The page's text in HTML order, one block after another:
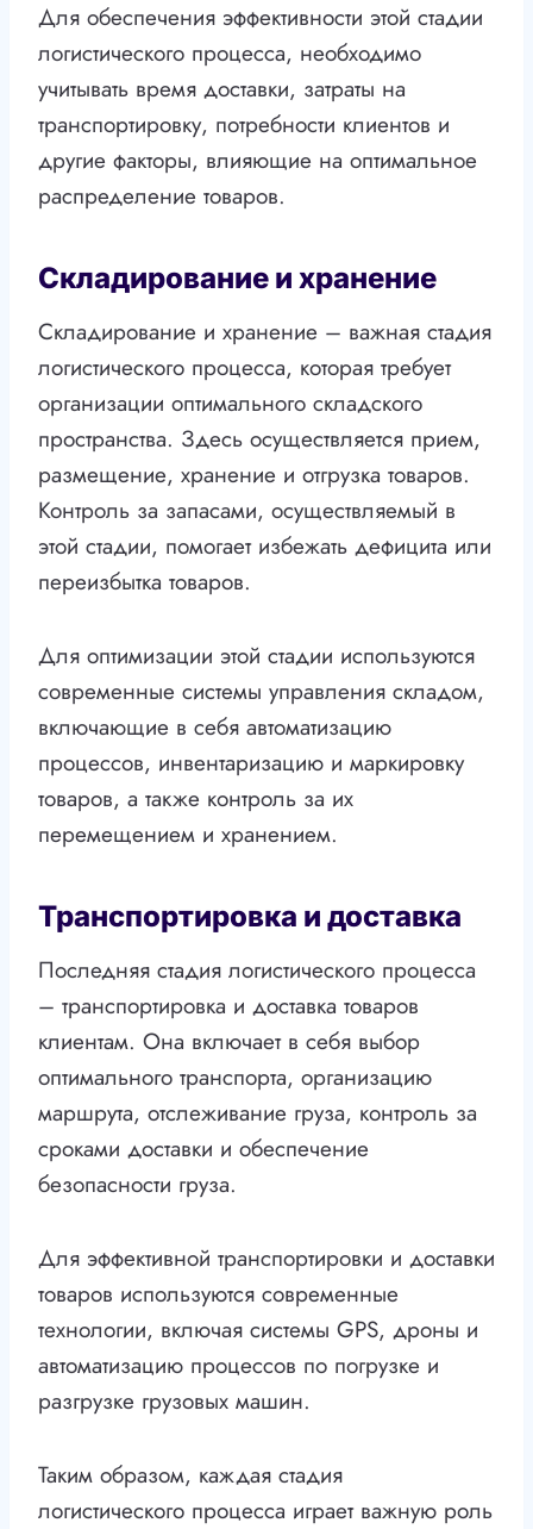
Для обеспечения эффективности этой стадии
логистического процесса, необходимо
учитывать время доставки, затраты на
транспортировку, потребности клиентов и
другие факторы, влияющие на оптимальное
распределение товаров.
Складирование и хранение
Складирование и хранение – важная стадия
логистического процесса, которая требует
организации оптимального складского
пространства. Здесь осуществляется прием,
размещение, хранение и отгрузка товаров.
Контроль за запасами, осуществляемый в
этой стадии, помогает избежать дефицита или
переизбытка товаров.
Для оптимизации этой стадии используются
современные системы управления складом,
включающие в себя автоматизацию
процессов, инвентаризацию и маркировку
товаров, а также контроль за их
перемещением и хранением.
Транспортировка и доставка
Последняя стадия логистического процесса
– транспортировка и доставка товаров
клиентам. Она включает в себя выбор
оптимального транспорта, организацию
маршрута, отслеживание груза, контроль за
сроками доставки и обеспечение
безопасности груза.
Для эффективной транспортировки и доставки
товаров используются современные
технологии, включая системы GPS, дроны и
автоматизацию процессов по погрузке и
разгрузке грузовых машин.
Таким образом, каждая стадия
логистического процесса играет важную роль